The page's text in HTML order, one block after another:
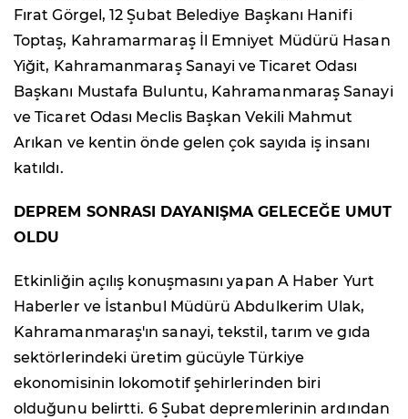
Fırat Görgel, 12 Şubat Belediye Başkanı Hanifi
Toptaş, Kahramarmaraş İl Emniyet Müdürü Hasan
Yiğit, Kahramanmaraş Sanayi ve Ticaret Odası
Başkanı Mustafa Buluntu, Kahramanmaraş Sanayi
ve Ticaret Odası Meclis Başkan Vekili Mahmut
Arıkan ve kentin önde gelen çok sayıda iş insanı
katıldı.
DEPREM SONRASI DAYANIŞMA GELECEĞE UMUT
OLDU
Etkinliğin açılış konuşmasını yapan A Haber Yurt
Haberler ve İstanbul Müdürü Abdulkerim Ulak,
Kahramanmaraş'ın sanayi, tekstil, tarım ve gıda
sektörlerindeki üretim gücüyle Türkiye
ekonomisinin lokomotif şehirlerinden biri
olduğunu belirtti. 6 Şubat depremlerinin ardından